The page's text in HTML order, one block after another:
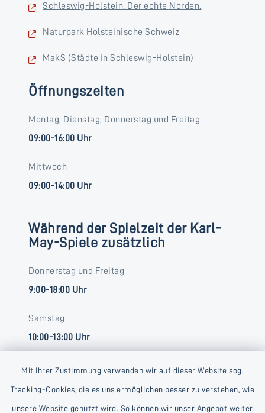
Mit Ihrer Zustimmung verwenden wir auf dieser Website sog.
Tracking-Cookies, die es uns ermöglichen besser zu verstehen, wie
unsere Website genutzt wird. So können wir unser Angebot weiter
Schleswig-Holstein. Der echte Norden.
Naturpark Holsteinische Schweiz
MakS (Städte in Schleswig-Holstein)
Öffnungszeiten
Montag, Dienstag, Donnerstag und Freitag
09:00-16:00 Uhr
Mittwoch
09:00-14:00 Uhr
Während der Spielzeit der Karl-
May-Spiele zusätzlich
Donnerstag und Freitag
9:00-18:00 Uhr
Samstag
10:00-13:00 Uhr